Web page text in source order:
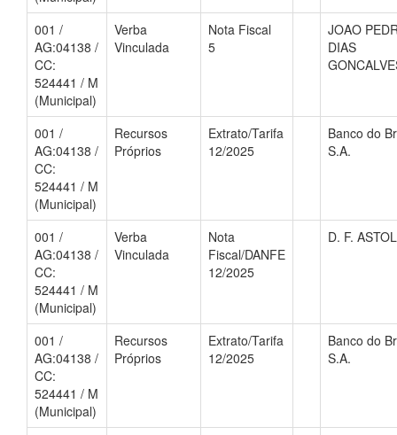
001 /
AG:04138 /
CC:
524441 / M
(Municipal)
Verba
Vinculada
Nota Fiscal
5
JOAO
DIAS
001 /
AG:04138 /
CC:
524441 / M
(Municipal)
Recursos
Próprios
Extrato/Tarifa
12/2025
Banco do
S.A.
001 /
AG:04138 /
CC:
524441 / M
(Municipal)
Verba
Vinculada
Nota
Fiscal/DANFE
12/2025
D. F.
001 /
AG:04138 /
CC:
524441 / M
(Municipal)
Recursos
Próprios
Extrato/Tarifa
12/2025
Banco do
S.A.